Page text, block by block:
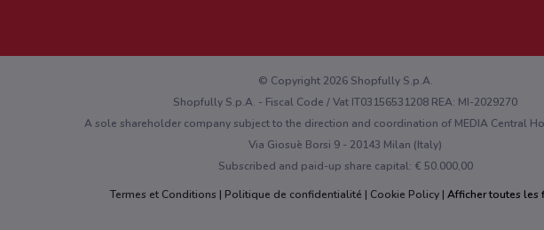
© Copyright 2026 Shopfully S.p.A.
Shopfully S.p.A. - Fiscal Code / Vat IT03156531208 REA: MI-2029270
A sole shareholder company subject to the direction and coordination of MEDIA Central
Via Giosuè Borsi 9 - 20143 Milan (Italy)
Subscribed and paid-up share capital: € 50.000,00
Termes et Conditions
Politique de confidentialité Cookie Policy Afficher toutes les